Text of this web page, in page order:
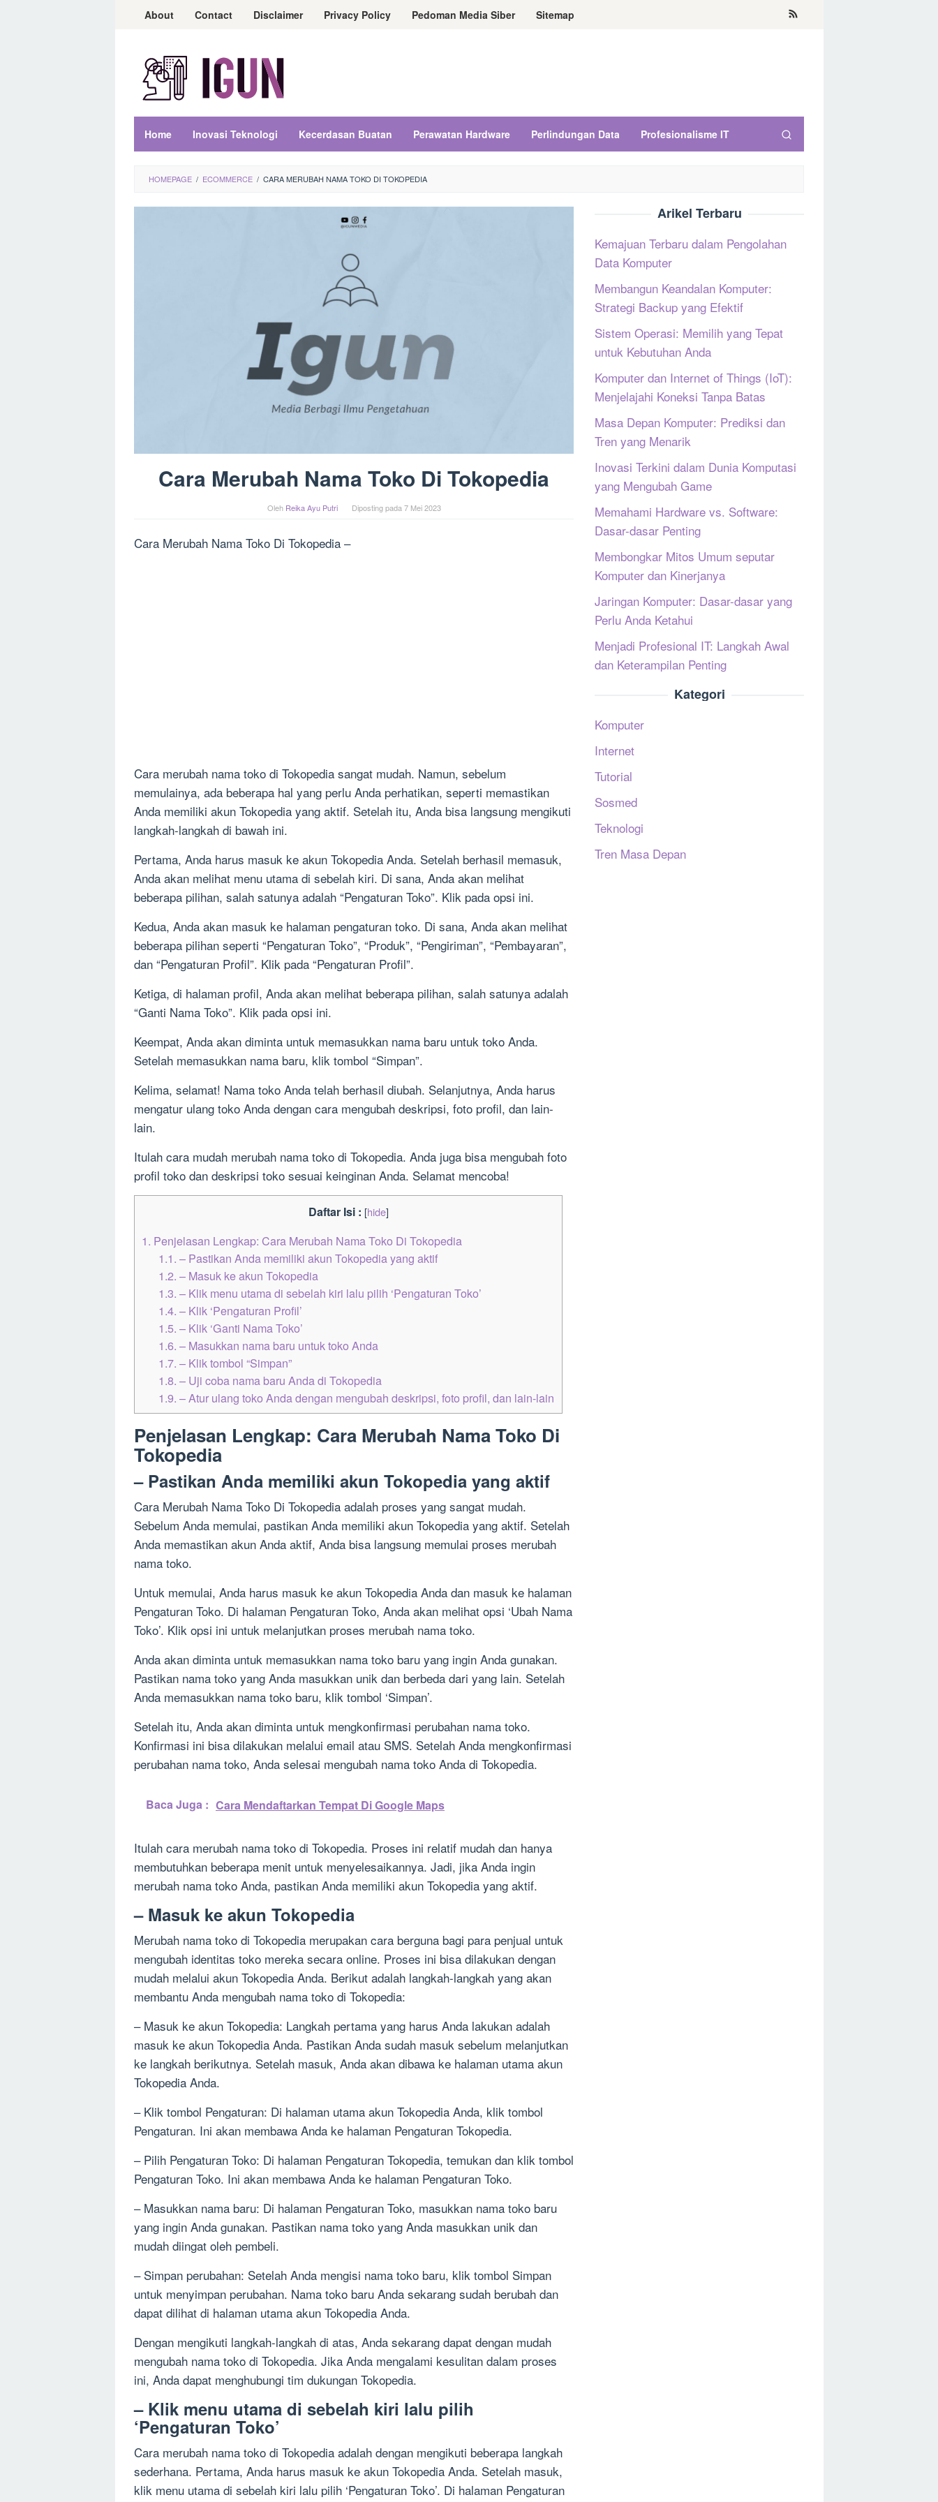
LoncatAbout Contact Disclaimer Privacy Policy Pedoman Media Siber Sitemap
Home Inovasi Teknologi Kecerdasan Buatan Perawatan Hardware Perlindungan Data Profesionalisme IT
HOMEPAGE / ECOMMERCE / CARA MERUBAH NAMA TOKO DI TOKOPEDIA
Cara Merubah Nama Toko Di Tokopedia
Oleh Reika Ayu Putri Diposting pada7 Mei 2023
Cara Merubah Nama Toko Di Tokopedia –
Cara merubah nama toko di Tokopedia sangat mudah. Namun, sebelum
memulainya, ada beberapa hal yang perlu Anda perhatikan, seperti memastikan
Anda memiliki akun Tokopedia yang aktif. Setelah itu, Anda bisa langsung mengikuti
langkah-langkah di bawah ini.
Pertama, Anda harus masuk ke akun Tokopedia Anda. Setelah berhasil memasuk,
Anda akan melihat menu utama di sebelah kiri. Di sana, Anda akan melihat
beberapa pilihan, salah satunya adalah “Pengaturan Toko”. Klik pada opsi ini.
Kedua, Anda akan masuk ke halaman pengaturan toko. Di sana, Anda akan melihat
beberapa pilihan seperti “Pengaturan Toko”, “Produk”, “Pengiriman”, “Pembayaran”,
dan “Pengaturan Profil”. Klik pada “Pengaturan Profil”.
Ketiga, di halaman profil, Anda akan melihat beberapa pilihan, salah satunya adalah
“Ganti Nama Toko”. Klik pada opsi ini.
Keempat, Anda akan diminta untuk memasukkan nama baru untuk toko Anda.
Setelah memasukkan nama baru, klik tombol “Simpan”.
Kelima, selamat! Nama toko Anda telah berhasil diubah. Selanjutnya, Anda harus
mengatur ulang toko Anda dengan cara mengubah deskripsi, foto profil, dan lain-
lain.
Itulah cara mudah merubah nama toko di Tokopedia. Anda juga bisa mengubah foto
profil toko dan deskripsi toko sesuai keinginan Anda. Selamat mencoba!
Daftar Isi : [hide]
1. Penjelasan Lengkap: Cara Merubah Nama Toko Di Tokopedia
1.1. – Pastikan Anda memiliki akun Tokopedia yang aktif
1.2. – Masuk ke akun Tokopedia
1.3. – Klik menu utama di sebelah kiri lalu pilih ‘Pengaturan Toko’
1.4. – Klik ‘Pengaturan Profil’
1.5. – Klik ‘Ganti Nama Toko’
1.6. – Masukkan nama baru untuk toko Anda
1.7. – Klik tombol “Simpan”
1.8. – Uji coba nama baru Anda di Tokopedia
1.9. – Atur ulang toko Anda dengan mengubah deskripsi, foto profil, dan lain-lain
Penjelasan Lengkap: Cara Merubah Nama Toko Di
Tokopedia
– Pastikan Anda memiliki akun Tokopedia yang aktif
Cara Merubah Nama Toko Di Tokopedia adalah proses yang sangat mudah.
Sebelum Anda memulai, pastikan Anda memiliki akun Tokopedia yang aktif. Setelah
Anda memastikan akun Anda aktif, Anda bisa langsung memulai proses merubah
nama toko.
Untuk memulai, Anda harus masuk ke akun Tokopedia Anda dan masuk ke halaman
Pengaturan Toko. Di halaman Pengaturan Toko, Anda akan melihat opsi ‘Ubah Nama
Toko’. Klik opsi ini untuk melanjutkan proses merubah nama toko.
Anda akan diminta untuk memasukkan nama toko baru yang ingin Anda gunakan.
Pastikan nama toko yang Anda masukkan unik dan berbeda dari yang lain. Setelah
Anda memasukkan nama toko baru, klik tombol ‘Simpan’.
Setelah itu, Anda akan diminta untuk mengkonfirmasi perubahan nama toko.
Konfirmasi ini bisa dilakukan melalui email atau SMS. Setelah Anda mengkonfirmasi
perubahan nama toko, Anda selesai mengubah nama toko Anda di Tokopedia.
Baca Juga : Cara Mendaftarkan Tempat Di Google Maps
Itulah cara merubah nama toko di Tokopedia. Proses ini relatif mudah dan hanya
membutuhkan beberapa menit untuk menyelesaikannya. Jadi, jika Anda ingin
merubah nama toko Anda, pastikan Anda memiliki akun Tokopedia yang aktif.
– Masuk ke akun Tokopedia
Merubah nama toko di Tokopedia merupakan cara berguna bagi para penjual untuk
mengubah identitas toko mereka secara online. Proses ini bisa dilakukan dengan
mudah melalui akun Tokopedia Anda. Berikut adalah langkah-langkah yang akan
membantu Anda mengubah nama toko di Tokopedia:
– Masuk ke akun Tokopedia: Langkah pertama yang harus Anda lakukan adalah
masuk ke akun Tokopedia Anda. Pastikan Anda sudah masuk sebelum melanjutkan
ke langkah berikutnya. Setelah masuk, Anda akan dibawa ke halaman utama akun
Tokopedia Anda.
– Klik tombol Pengaturan: Di halaman utama akun Tokopedia Anda, klik tombol
Pengaturan. Ini akan membawa Anda ke halaman Pengaturan Tokopedia.
– Pilih Pengaturan Toko: Di halaman Pengaturan Tokopedia, temukan dan klik tombol
Pengaturan Toko. Ini akan membawa Anda ke halaman Pengaturan Toko.
– Masukkan nama baru: Di halaman Pengaturan Toko, masukkan nama toko baru
yang ingin Anda gunakan. Pastikan nama toko yang Anda masukkan unik dan
mudah diingat oleh pembeli.
– Simpan perubahan: Setelah Anda mengisi nama toko baru, klik tombol Simpan
untuk menyimpan perubahan. Nama toko baru Anda sekarang sudah berubah dan
dapat dilihat di halaman utama akun Tokopedia Anda.
Dengan mengikuti langkah-langkah di atas, Anda sekarang dapat dengan mudah
mengubah nama toko di Tokopedia. Jika Anda mengalami kesulitan dalam proses
ini, Anda dapat menghubungi tim dukungan Tokopedia.
– Klik menu utama di sebelah kiri lalu pilih
‘Pengaturan Toko’
Cara merubah nama toko di Tokopedia adalah dengan mengikuti beberapa langkah
sederhana. Pertama, Anda harus masuk ke akun Tokopedia Anda. Setelah masuk,
klik menu utama di sebelah kiri lalu pilih ‘Pengaturan Toko’. Di halaman Pengaturan
Arikel Terbaru
Kemajuan Terbaru dalam Pengolahan
Data Komputer
Membangun Keandalan Komputer:
Strategi Backup yang Efektif
Sistem Operasi: Memilih yang Tepat
untuk Kebutuhan Anda
Komputer dan Internet of Things (IoT):
Menjelajahi Koneksi Tanpa Batas
Masa Depan Komputer: Prediksi dan
Tren yang Menarik
Inovasi Terkini dalam Dunia Komputasi
yang Mengubah Game
Memahami Hardware vs. Software:
Dasar-dasar Penting
Membongkar Mitos Umum seputar
Komputer dan Kinerjanya
Jaringan Komputer: Dasar-dasar yang
Perlu Anda Ketahui
Menjadi Profesional IT: Langkah Awal
dan Keterampilan Penting
Kategori
Komputer
Internet
Tutorial
Sosmed
Teknologi
Tren Masa Depan